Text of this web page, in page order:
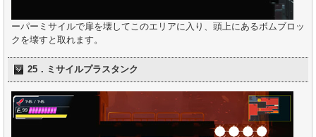
ーパーミサイルで扉を壊してこのエリアに入り、頭上にあるボムブロッ
クを壊すと取れます。
25．ミサイルプラスタンク